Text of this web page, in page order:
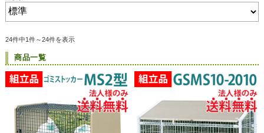
24件中1件～24件を表示
商品一覧